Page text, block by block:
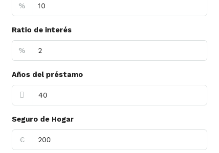
%
Ratio de interés
%
Años del préstamo
Seguro de Hogar
€